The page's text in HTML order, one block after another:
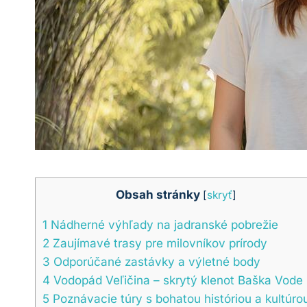
Obsah stránky [skryť]
1 Nádherné ⁤výhľady na jadranské pobrežie
2 Zaujímavé trasy pre milovníkov prírody
3 Odporúčané zastávky ⁢a výletné body
4 Vodopád Veľičina – skrytý klenot⁢ Baška Vode
5 Poznávacie túry⁣ s bohatou históriou a⁤